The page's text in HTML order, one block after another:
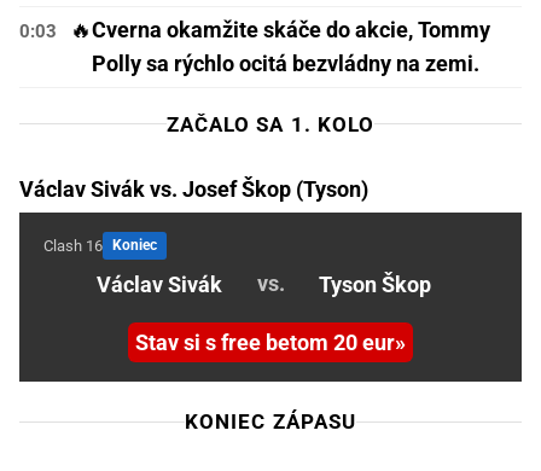
0:03 🔥Cverna okamžite skáče do akcie, Tommy
Polly sa rýchlo ocitá bezvládny na zemi.
ZAČALO SA 1. KOLO
Václav Sivák vs. Josef Škop (Tyson)
Clash 16 Koniec
Václav Sivák vs. Tyson Škop
Stav si s free betom 20 eur
KONIEC ZÁPASU